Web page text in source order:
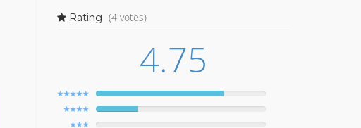
Rating (4 votes)
4.75